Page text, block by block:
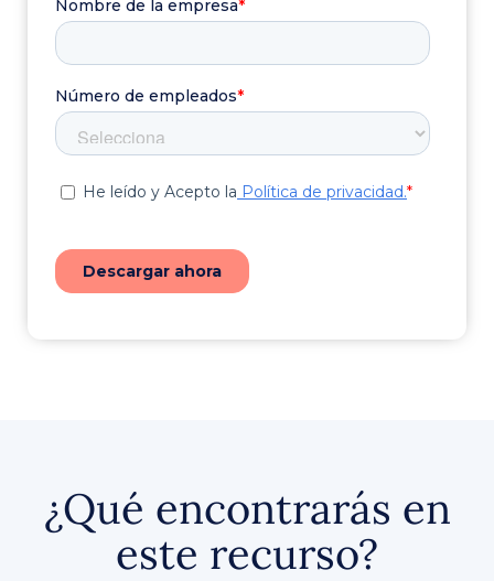
¿Qué encontrarás en
este recurso?